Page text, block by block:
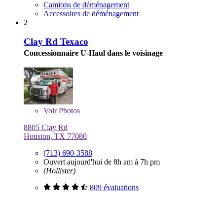
Camions de déménagement
Accessoires de déménagement
2
Clay Rd Texaco
Concessionnaire U-Haul dans le voisinage
VoirPhotos
8805 Clay Rd
Houston, TX 77080
(713) 690-3588
Ouvert aujourd'hui de 8h am à 7h pm
(Hollister)
809 évaluations